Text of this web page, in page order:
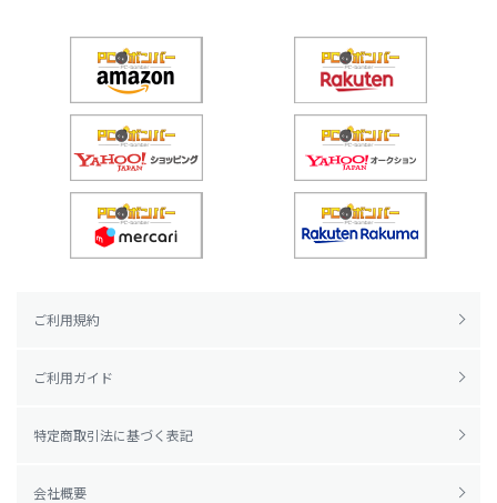
ご利用規約
ご利用ガイド
特定商取引法に基づく表記
会社概要